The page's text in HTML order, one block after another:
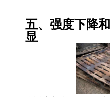
五、强度下降
显